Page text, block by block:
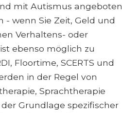
mit Autismus angeboten
wenn Sie Zeit, Geld und
Verhaltens- oder
ebenso möglich zu
Floortime, SCERTS und
in der Regel von
Sprachtherapie
Grundlage spezifischer